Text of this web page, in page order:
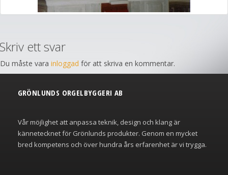
Skriv ett svar
Du måste vara inloggad för att skriva en kommentar.
GRÖNLUNDS ORGELBYGGERI AB
Vår möjlighet att anpassa teknik, design och klang är
kännetecknet för Grönlunds produkter. Genom en mycket
bred kompetens och över hundra års erfarenhet är vi trygga.